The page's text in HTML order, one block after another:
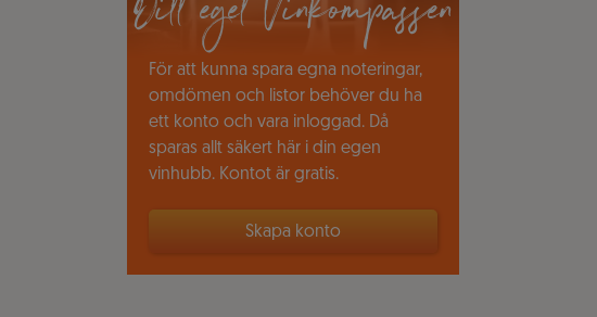
Ditt eget Vinkompassen
För att kunna spara egna noteringar,
omdömen och listor behöver du ha
ett konto och vara inloggad. Då
sparas allt säkert här i din egen
vinhubb. Kontot är gratis.
Skapa konto